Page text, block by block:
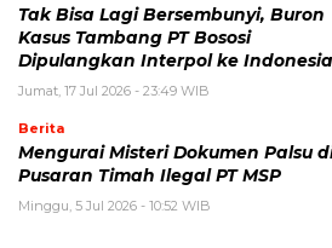
Tak Bisa Lagi Bersembunyi, Buron
Kasus Tambang PT Bososi
Dipulangkan Interpol ke Indonesia
Jumat, 17 Jul 2026 - 23:49 WIB
Berita
Mengurai Misteri Dokumen Palsu
Pusaran Timah Ilegal PT MSP
Minggu, 5 Jul 2026 - 10:52 WIB